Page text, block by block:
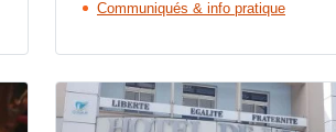
Communiqués & info pratique